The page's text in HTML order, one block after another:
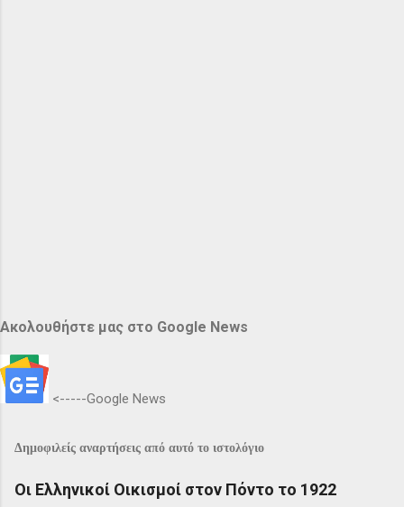
Ακολουθήστε μας στο Google News
<-----Google News
Δημοφιλείς αναρτήσεις από αυτό το ιστολόγιο
Οι Ελληνικοί Οικισμοί στον Πόντο το 1922